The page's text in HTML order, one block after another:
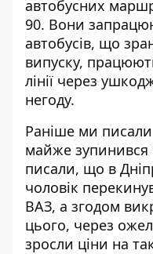
автобусних
90. Вони
автобусів, що
випуску,
лінії через
негоду.
Раніше ми
майже зупинився
писали, що в
чоловік
ВАЗ, а згодом
цього, через
зросли ціни на